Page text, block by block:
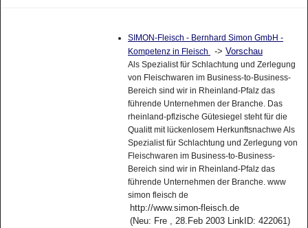
SIMON-Fleisch - Bernhard Simon GmbH -
Kompetenz in Fleisch
-> Vorschau
Als Spezialist für Schlachtung und Zerlegung
von Fleischwaren im Business-to-Business-
Bereich sind wir in Rheinland-Pfalz das
führende Unternehmen der Branche. Das
rheinland-pflzische Gütesiegel steht für die
Qualitt mit lückenlosem Herkunftsnachwe Als
Spezialist für Schlachtung und Zerlegung von
Fleischwaren im Business-to-Business-
Bereich sind wir in Rheinland-Pfalz das
führende Unternehmen der Branche. www
simon fleisch de
http://www.simon-fleisch.de
(Neu: Fre , 28.Feb 2003 LinkID: 422061)